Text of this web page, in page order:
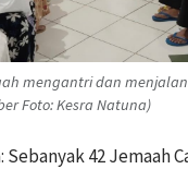
mengantri dan
Foto: Kesra Natuna)
Sebanyak 42 Jemaah